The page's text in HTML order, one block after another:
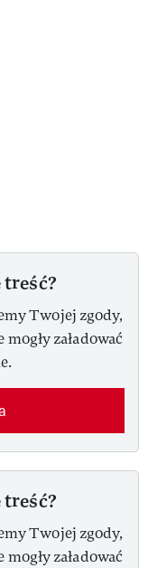
treść?
Twojej zgody,
załadować
treść?
Twojej zgody,
załadować